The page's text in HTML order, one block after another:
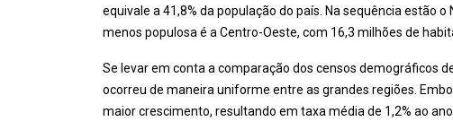
equivale a 41,8% da população do país. Na sequência estão
menos populosa é a Centro-Oeste, com 16,3 milhões de
Se levar em conta a comparação dos censos demográficos
ocorreu de maneira uniforme entre as grandes regiões.
maior crescimento, resultando em taxa média de 1,2% ao